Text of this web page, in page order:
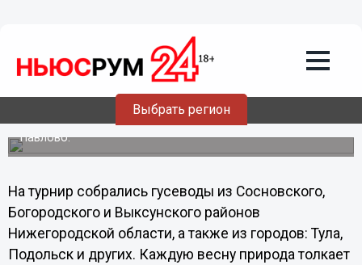
Выбрать регион
18.03.201222:08
В Павлове состоялись гусиные бои
Старинная забава, популярная до сих пор, проходила в
минувшую субботу в Южном микрорайоне города
Павлово.
На турнир собрались гусеводы из Сосновского,
Богородского и Выксунского районов
Нижегородской области, а также из городов: Тула,
Подольск и других. Каждую весну природа толкает